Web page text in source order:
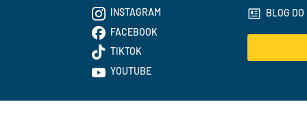
INSTAGRAM
FACEBOOK
TIKTOK
YOUTUBE
BLOG